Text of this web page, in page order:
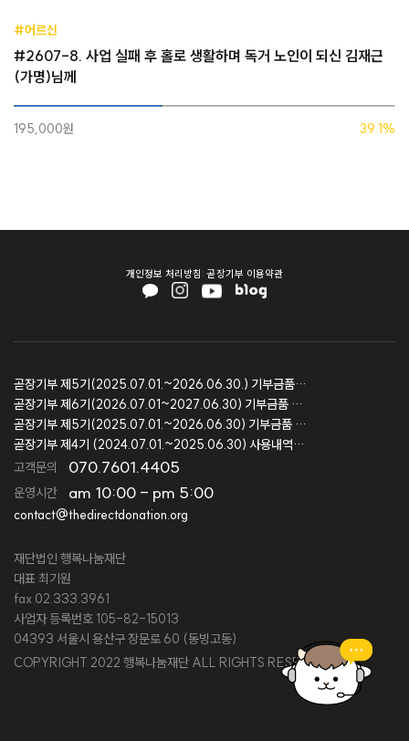
#어르신
#2607-8. 사업 실패 후 홀로 생활하며 독거 노인이 되신 김재근
(가명)님께
195,000원 39.1%
개인정보 처리방침 곧장기부 이용약관
고객문의 070.7601.4405
운영시간 am 10:00 - pm 5:00
contact@thedirectdonation.org
재단법인 행복나눔재단
대표 최기원
fax 02.333.3961
사업자 등록번호 105-82-15013
04393 서울시 용산구 장문로 60 (동빙고동)
COPYRIGHT 2022 행복나눔재단 ALL RIGHTS RESERVED.
곧장기부 제5기(2025.07.01.~2026.06.30.) 기부금품 모집결과 보고
곧장기부 제6기(2026.07.01~2027.06.30) 기부금품 모집등록 보고
곧장기부 제5기(2025.07.01.~2026.06.30) 기부금품 모집등록 보고
곧장기부 제4기 (2024.07.01.~2025.06.30) 사용내역 및 회계감사 보고